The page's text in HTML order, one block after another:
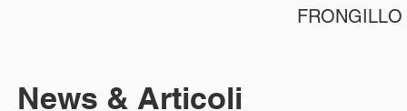
News & Articoli